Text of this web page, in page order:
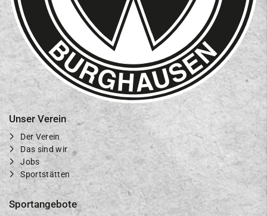
Unser Verein
Der Verein
Das sind wir
Jobs
Sportstätten
Sportangebote